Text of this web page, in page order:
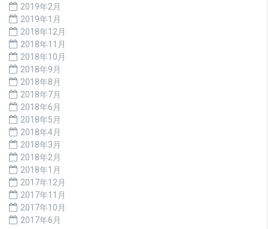
2019年2月
2019年1月
2018年12月
2018年11月
2018年10月
2018年9月
2018年8月
2018年7月
2018年6月
2018年5月
2018年4月
2018年3月
2018年2月
2018年1月
2017年12月
2017年11月
2017年10月
2017年6月